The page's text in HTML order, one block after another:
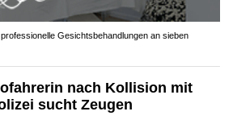
Gesichtsbehandlungen an sieben
nach Kollision mit
sucht Zeugen